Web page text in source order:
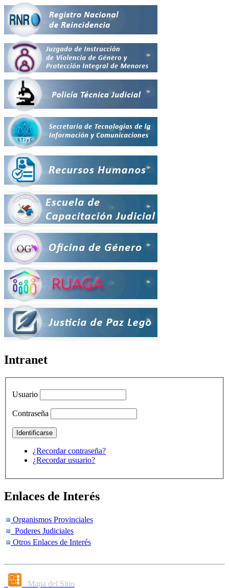
Intranet
Usuario
Contraseña
¿Recordar contraseña?
¿Recordar usuario?
Enlaces de Interés
Organismos Provinciales
Poderes Judiciales
Otros Enlaces de Interés
Mapa del Sitio